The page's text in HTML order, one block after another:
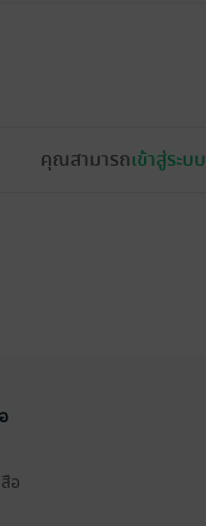
คุณสามารถเข้าสู่ระบบ
อ